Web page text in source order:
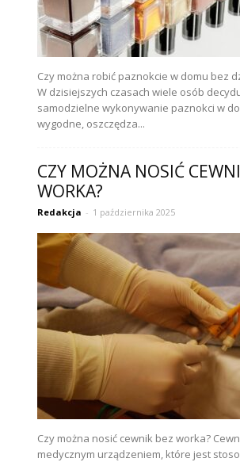
Czy można robić paznokcie w domu bez
W dzisiejszych czasach wiele osób
samodzielne wykonywanie paznokci w
wygodne, oszczędza...
CZY MOŻNA NOSIĆ
WORKA?
Redakcja - 1 października 2025
Czy można nosić cewnik bez worka?
medycznym urządzeniem, które jest